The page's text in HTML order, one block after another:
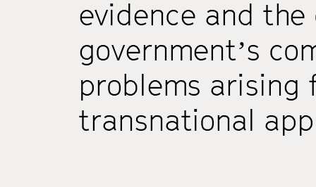
evidence and
government’s
problems arising
transnational